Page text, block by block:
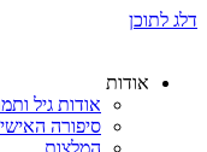
דלג לתוכן
אודות
אודות גיל
סיפורה
המלצות